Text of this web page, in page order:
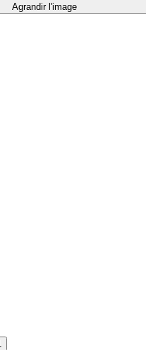
Agrandir l'image